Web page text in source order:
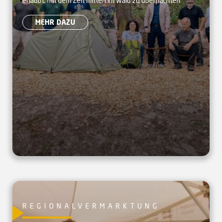
Camp in Forbach
MEHR DAZU
REGIONALVERMARKTUNG